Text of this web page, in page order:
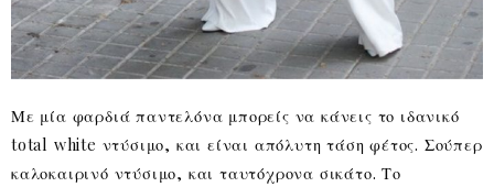
Με μία φαρδιά παντελόνα μπορείς να κάνεις το ιδανικό
total white ντύσιμο, και είναι απόλυτη τάση φέτος. Σούπερ
καλοκαιρινό ντύσιμο, και ταυτόχρονα σικάτο. Το